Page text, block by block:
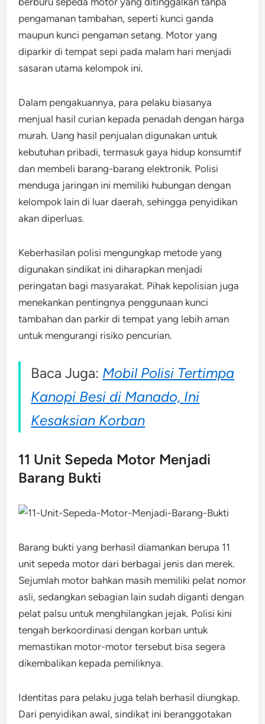
pengamanan tambahan, seperti kunci ganda
maupun kunci pengaman setang. Motor yang
diparkir di tempat sepi pada malam hari menjadi
sasaran utama kelompok ini.
Dalam pengakuannya, para pelaku biasanya
menjual hasil curian kepada penadah dengan harga
murah. Uang hasil penjualan digunakan untuk
kebutuhan pribadi, termasuk gaya hidup konsumtif
dan membeli barang-barang elektronik. Polisi
menduga jaringan ini memiliki hubungan dengan
kelompok lain di luar daerah, sehingga penyidikan
akan diperluas.
Keberhasilan polisi mengungkap metode yang
digunakan sindikat ini diharapkan menjadi
peringatan bagi masyarakat. Pihak kepolisian juga
menekankan pentingnya penggunaan kunci
tambahan dan parkir di tempat yang lebih aman
untuk mengurangi risiko pencurian.
Baca Juga: Mobil Polisi Tertimpa
Kanopi Besi di Manado, Ini
Kesaksian Korban
11 Unit Sepeda Motor Menjadi
Barang Bukti
Barang bukti yang berhasil diamankan berupa 11
unit sepeda motor dari berbagai jenis dan merek.
Sejumlah motor bahkan masih memiliki pelat nomor
asli, sedangkan sebagian lain sudah diganti dengan
pelat palsu untuk menghilangkan jejak. Polisi kini
tengah berkoordinasi dengan korban untuk
memastikan motor-motor tersebut bisa segera
dikembalikan kepada pemiliknya.
Identitas para pelaku juga telah berhasil diungkap.
Dari penyidikan awal, sindikat ini beranggotakan